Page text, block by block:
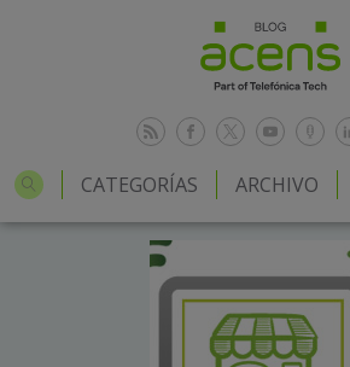
CATEGORÍAS ARCHIVO